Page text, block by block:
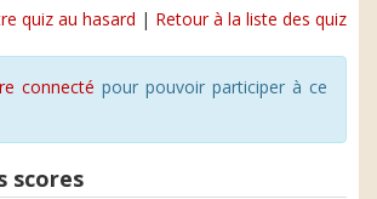
quiz au hasard | Retour à la liste des quiz
connecté pour pouvoir participer à ce
scores